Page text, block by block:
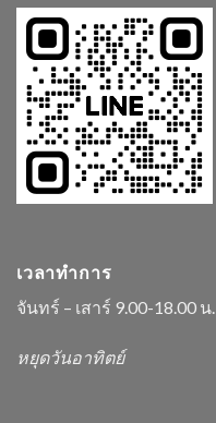
เวลาทำการ
จันทร์ – เสาร์ 9.00-18.00 น.
หยุดวันอาทิตย์